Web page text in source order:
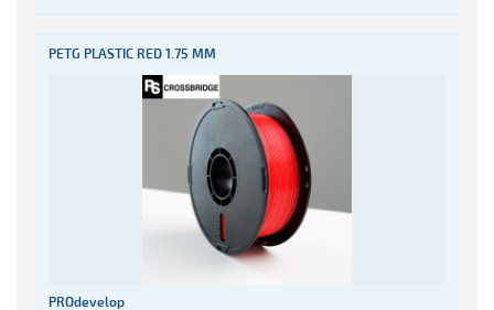
PETG PLASTIC RED 1.75 MM
PROdevelop